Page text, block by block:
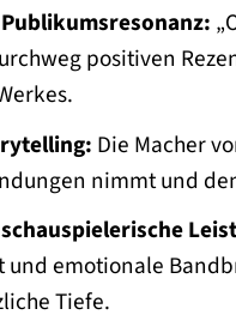
positiven
Die Macher
nimmt und
emotionale
Tiefe.